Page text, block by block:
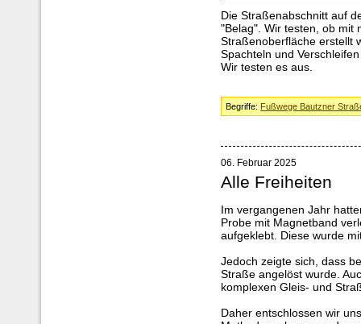
Die Straßenabschnitt auf
"Belag". Wir testen, ob mit
Straßenoberfläche erstellt
Spachteln und
Wir testen es aus.
Begriffe: Fußwege Bautzner
06. Februar 2025
Alle Freiheiten
Im vergangenen Jahr
Probe mit Magnetband
aufgeklebt. Diese wurde
Jedoch zeigte sich, dass
Straße angelöst wurde.
komplexen Gleis- und
Daher entschlossen wir